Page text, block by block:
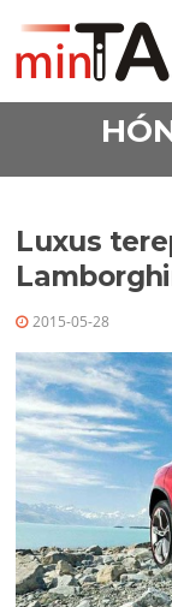
Luxus
2015-05-28